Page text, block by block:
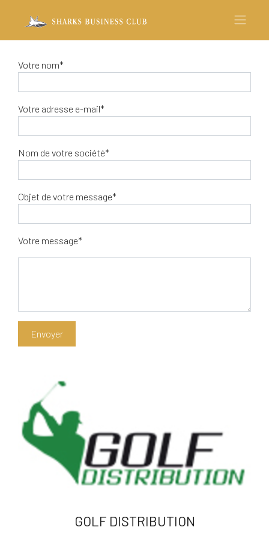
Votre nom*
Votre adresse e-mail*
Nom de votre société*
Objet de votre message*
Votre message*
GOLF DISTRIBUTION